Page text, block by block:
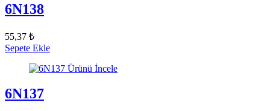
6N138
55,37 ₺
Sepete Ekle
Ürünü İncele
6N137